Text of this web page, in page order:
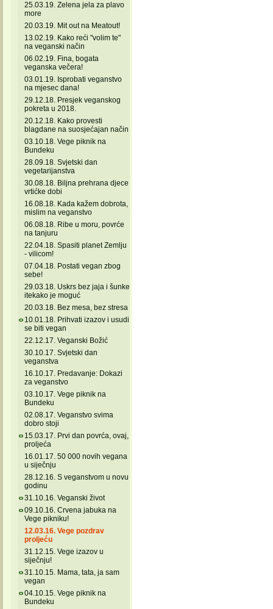
25.03.19. Zelena jela za plavo
more
20.03.19. Mit out na Meatout!
13.02.19. Kako reći "volim te"
na veganski način
06.02.19. Fina, bogata
veganska večera!
03.01.19. Isprobati veganstvo
na mjesec dana!
29.12.18. Presjek veganskog
pokreta u 2018.
20.12.18. Kako provesti
blagdane na suosjećajan način
03.10.18. Vege piknik na
Bundeku
28.09.18. Svjetski dan
vegetarijanstva
30.08.18. Biljna prehrana djece
vrtićke dobi
16.08.18. Kada kažem dobrota,
mislim na veganstvo
06.08.18. Ribe u moru, povrće
na tanjuru
22.04.18. Spasiti planet Zemlju
- vilicom!
07.04.18. Postati vegan zbog
sebe!
29.03.18. Uskrs bez jaja i šunke
itekako je moguć
20.03.18. Bez mesa, bez stresa
10.01.18. Prihvati izazov i usudi
se biti vegan
22.12.17. Veganski Božić
30.10.17. Svjetski dan
veganstva
16.10.17. Predavanje: Dokazi
za veganstvo
03.10.17. Vege piknik na
Bundeku
02.08.17. Veganstvo svima
dobro stoji
15.03.17. Prvi dan povrća, ovaj,
proljeća
16.01.17. 50 000 novih vegana
u siječnju
28.12.16. S veganstvom u novu
godinu
31.10.16. Veganski život
09.10.16. Crvena jabuka na
Vege pikniku!
12.03.16. Vege pozdrav
proljeću
31.12.15. Vege izazov u
siječnju!
31.10.15. Mama, tata, ja sam
vegan
04.10.15. Vege piknik na
Bundeku